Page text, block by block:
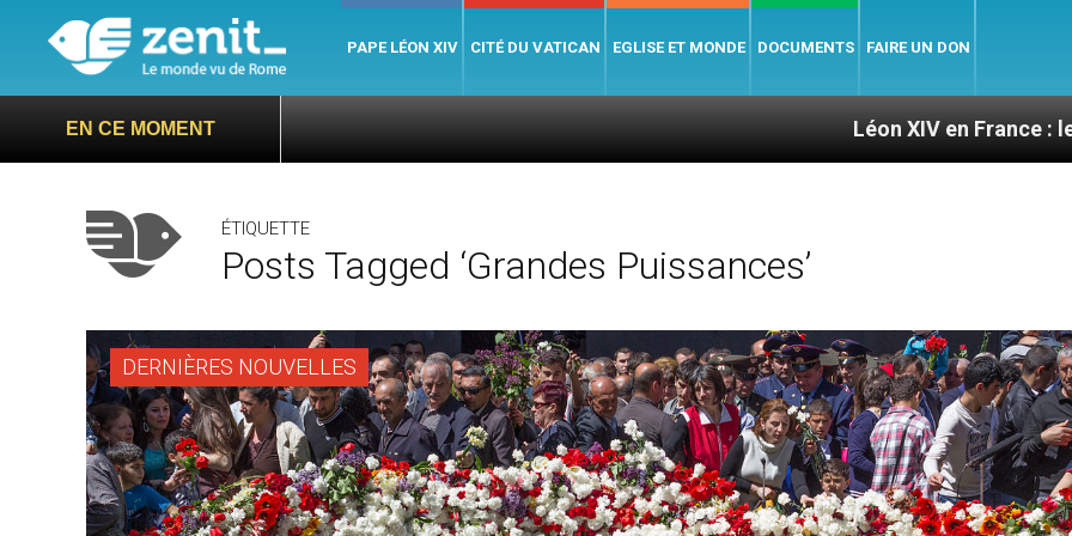
PAPE LÉON XIV CITÉ DU VATICAN EGLISE ET MONDE DOCUMENTS FAIRE UN DON
EN CE MOMENT Léon XIV en France : le
ÉTIQUETTE
Posts Tagged ‘grandes Puissances’
DERNIÈRES NOUVELLES